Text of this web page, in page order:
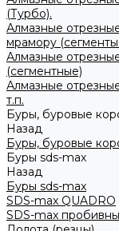
(Турбо).
Алмазные
мрамору
Алмазные
(сегментные)
Алмазные
т.п.
Буры, буровые
Назад
Буры, буровые
Буры sds-max
Назад
Буры sds-max
SDS-max QUADRO
SDS-max